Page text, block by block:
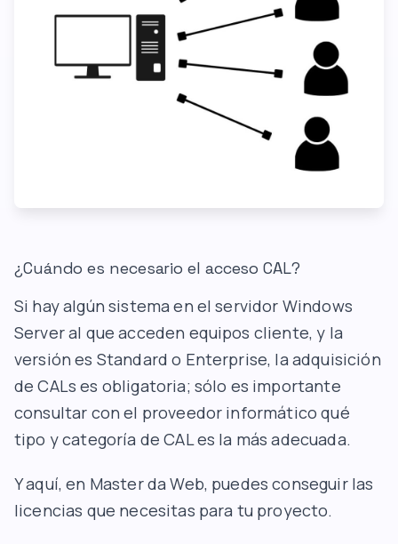
¿Cuándo es necesario el acceso CAL?
Si hay algún sistema en el servidor Windows
Server al que acceden equipos cliente, y la
versión es Standard o Enterprise, la adquisición
de CALs es obligatoria; sólo es importante
consultar con el proveedor informático qué
tipo y categoría de CAL es la más adecuada.
Y aquí, en Master da Web, puedes conseguir las
licencias que necesitas para tu proyecto.